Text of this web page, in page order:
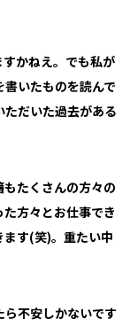
かねえ。でも私が
いたものを読んで
だいた過去がある
たくさんの方々の
方々とお仕事でき
ます(笑)。重たい中
不安しかないです